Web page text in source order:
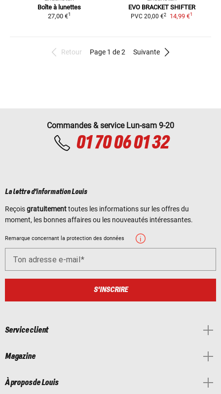
Boîte à lunettes
27,00 €1
EVO BRACKET SHIFTER
PVC 20,00 €2 14,99 €1
Retour Page 1 de 2 Suivante
Commandes & service Lun-sam 9-20
01 70 06 01 32
La lettre d'information Louis
Reçoisgratuitementtoutes les informations sur les offres du
moment, les bonnes affaires ou les nouveautés intéressantes.
Remarque concernant la protection des données
Ton adresse e-mail
S'INSCRIRE
Service client
Magazine
À propos de Louis